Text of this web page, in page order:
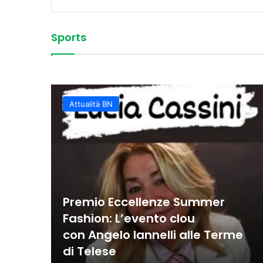
Sports
Vittoria convincente
Attualità BN
Premio Eccellenze Summer
Fashion: L’evento clou
con Angelo Iannelli alle Terme
di Telese